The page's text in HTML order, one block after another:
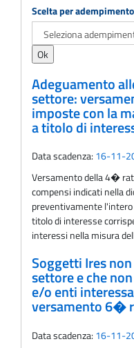
Adempimento
Scelta per
Adeguamento
settore:
imposte con la
a titolo di
Data scadenza: 16-11-
Versamento della 4�
compensi indicati nella
preventivamente l'intero
titolo di interesse
interessi nella misura
Soggetti Ires
settore e che
e/o enti
versamento 6�
Data scadenza: 16-11-